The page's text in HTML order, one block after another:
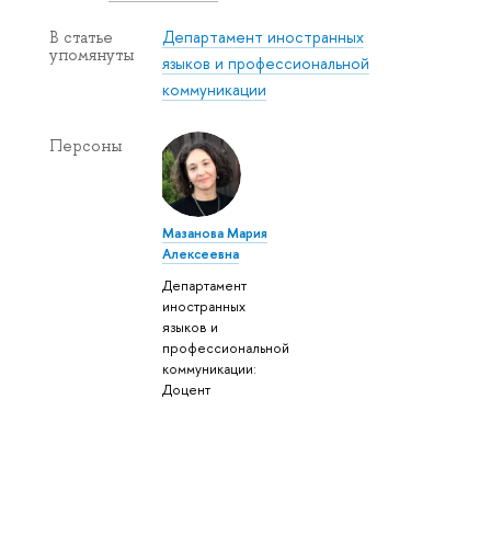
В статье
упомянуты
Департамент иностранных
языков и профессиональной
коммуникации
Персоны
Мазанова Мария
Алексеевна
Департамент
иностранных
языков и
профессиональной
коммуникации:
Доцент